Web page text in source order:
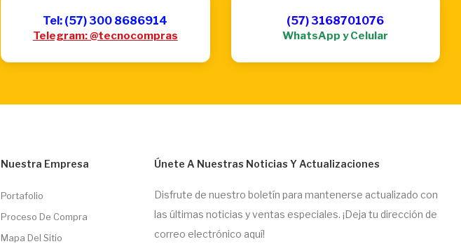
Tel: (57) 300 8686914
Telegram: @tecnocompras
(57) 3168701076
WhatsApp y Celular
Nuestra Empresa
Portafolio
Proceso De Compra
Mapa Del Sitio
Únete A Nuestras Noticias Y Actualizaciones
Disfrute de nuestro boletín para mantenerse actualizado con
las últimas noticias y ventas especiales. ¡Deja tu dirección de
correo electrónico aquí!